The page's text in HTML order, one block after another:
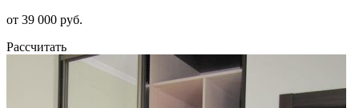
от 39 000 руб.
Рассчитать